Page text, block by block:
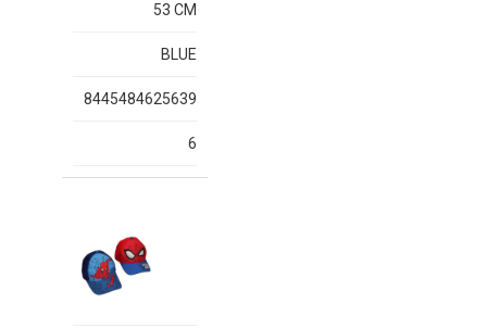
53 CM
BLUE
8445484625639
6